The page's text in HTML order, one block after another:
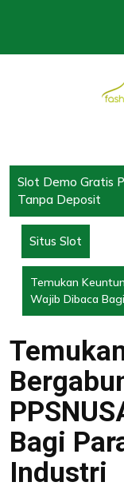
Slot Demo Gratis
Tanpa Deposit
Situs Slot
Temukan
Wajib Dibaca
Bagi
Industri